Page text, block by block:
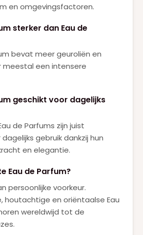
en omgevingsfactoren.
sterker dan Eau de
bevat meer geuroliën en
een intensere
geschikt voor dagelijks
de Parfums zijn juist
gebruik dankzij hun
en elegantie.
Eau de Parfum?
persoonlijke voorkeur.
houtachtige en oriëntaalse Eau
wereldwijd tot de